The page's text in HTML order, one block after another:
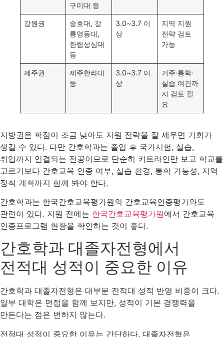
구미대 등
강원권
송호대, 강
릉영동대,
한림성심대
등
3.0~3.7 이
상
지역 지원
전략 검토
가능
제주권
제주한라대
등
3.0~3.7 이
상
거주·통학·
실습 여건까
지 검토 필
요
지방권은 학점이 조금 낮아도 지원 전략을 잘 세우면 기회가
생길 수 있다. 다만 간호학과는 졸업 후 국가시험, 실습,
취업까지 연결되는 전공이므로 단순히 커트라인만 보고 학교를
고르기보다 간호교육 인증 여부, 실습 환경, 통학 가능성, 지역
정착 계획까지 함께 봐야 한다.
간호학과는 한국간호교육평가원의 간호교육인증평가와도
관련이 있다. 지원 전에는 한국간호교육평가원에서 간호교육
인증프로그램 현황을 확인하는 것이 좋다.
간호학과 대졸자전형에서
전적대 성적이 중요한 이유
간호학과 대졸자전형은 대부분 전적대 성적 반영 비중이 크다.
일부 대학은 면접을 함께 보지만, 성적이 기본 경쟁력을
만든다는 점은 변하지 않는다.
전적대 성적이 중요한 이유는 간단하다. 대졸자전형은